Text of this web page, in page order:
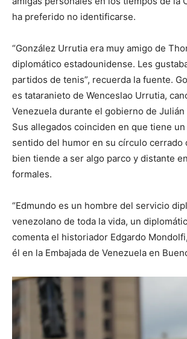
ha preferido no identificarse.
“González Urrutia era muy amigo de
diplomático estadounidense. Les
partidos de tenis”, recuerda la fuente.
es tataranieto de Wenceslao Urrutia,
Venezuela durante el gobierno de Julián
Sus allegados coinciden en que tiene
sentido del humor en su círculo cerrado
bien tiende a ser algo parco y distante
formales.
“Edmundo es un hombre del servicio
venezolano de toda la vida, un
comenta el historiador Edgardo
él en la Embajada de Venezuela en